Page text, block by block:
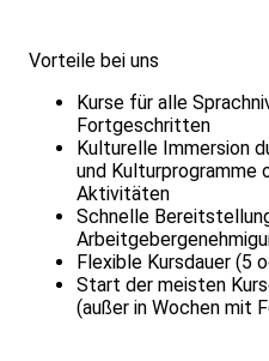
Vorteile bei uns
Kurse für alle
Fortgeschritten
Kulturelle Immersion
und Kulturprogramme
Aktivitäten
Schnelle
Flexible Kursdauer (5
Start der meisten
(außer in Wochen mit